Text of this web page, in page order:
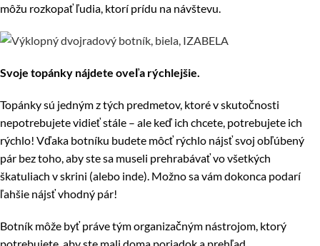
môžu rozkopať ľudia, ktorí prídu na návštevu.
Svoje topánky nájdete oveľa rýchlejšie.
Topánky sú jedným z tých predmetov, ktoré v skutočnosti
nepotrebujete vidieť stále – ale keď ich chcete, potrebujete ich
rýchlo! Vďaka botníku budete môcť rýchlo nájsť svoj obľúbený
pár bez toho, aby ste sa museli prehrabávať vo všetkých
škatuliach v skrini (alebo inde). Možno sa vám dokonca podarí
ľahšie nájsť vhodný pár!
Botník môže byť práve tým organizačným nástrojom, ktorý